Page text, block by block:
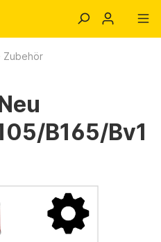
Zubehör
B165/